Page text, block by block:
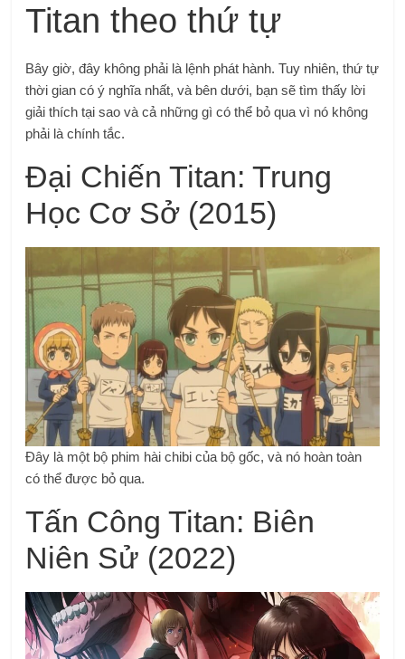
Titan theo thứ tự
Bây giờ, đây không phải là lệnh phát hành. Tuy nhiên, thứ tự
thời gian có ý nghĩa nhất, và bên dưới, bạn sẽ tìm thấy lời
giải thích tại sao và cả những gì có thể bỏ qua vì nó không
phải là chính tắc.
Đại Chiến Titan: Trung
Học Cơ Sở (2015)
Đây là một bộ phim hài chibi của bộ gốc, và nó hoàn toàn
có thể được bỏ qua.
Tấn Công Titan: Biên
Niên Sử (2022)